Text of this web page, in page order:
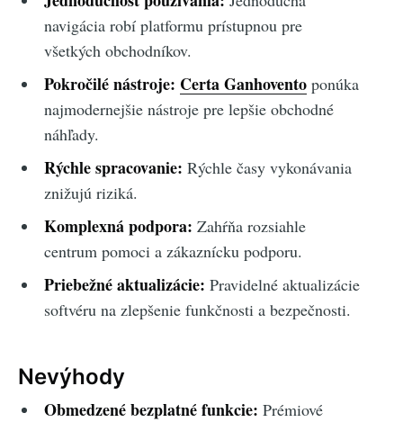
navigácia robí platformu prístupnou pre
všetkých obchodníkov.
Pokročilé nástroje: Certa Ganhoventoponúka
najmodernejšie nástroje pre lepšie obchodné
náhľady.
Rýchle spracovanie: Rýchle časy vykonávania
znižujú riziká.
Komplexná podpora: Zahŕňa rozsiahle
centrum pomoci a zákaznícku podporu.
Priebežné aktualizácie: Pravidelné aktualizácie
softvéru na zlepšenie funkčnosti a bezpečnosti.
Nevýhody
Obmedzené bezplatné funkcie: Prémiové